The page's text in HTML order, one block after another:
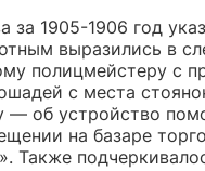
за 1905-1906 год
выразились в
полицмейстеру с
с места
— об устройство
на базаре
Также